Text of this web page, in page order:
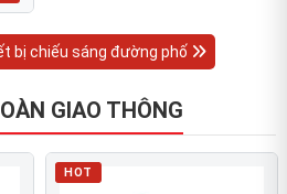
bị chiếu sáng đường phố
GIAO THÔNG
HOT